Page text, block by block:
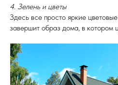
4. Зелень и цветы
Здесь все просто яркие
завершит образ дома, в котором